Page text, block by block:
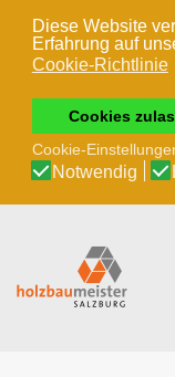
Diese Website
Erfahrung auf
Cookie-Richtlinie
Cookies
Cookie-
Notwendig
Zum